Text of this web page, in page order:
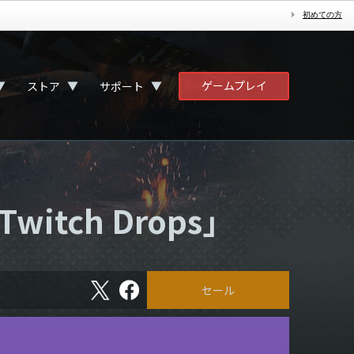
初めての方
ストア ▼ サポート ▼ ゲームプレイ
Drops」
X フ
ェ セール